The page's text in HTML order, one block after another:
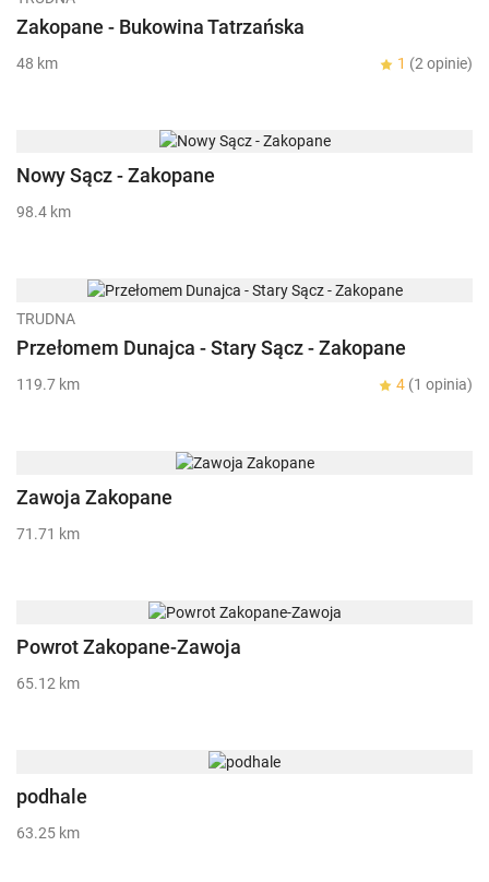
Zakopane - Bukowina Tatrzańska
48 km 1 (2 opinie)
Nowy Sącz - Zakopane
98.4 km
TRUDNA
Przełomem Dunajca - Stary Sącz - Zakopane
119.7 km 4 (1 opinia)
Zawoja Zakopane
71.71 km
Powrot Zakopane-Zawoja
65.12 km
podhale
63.25 km